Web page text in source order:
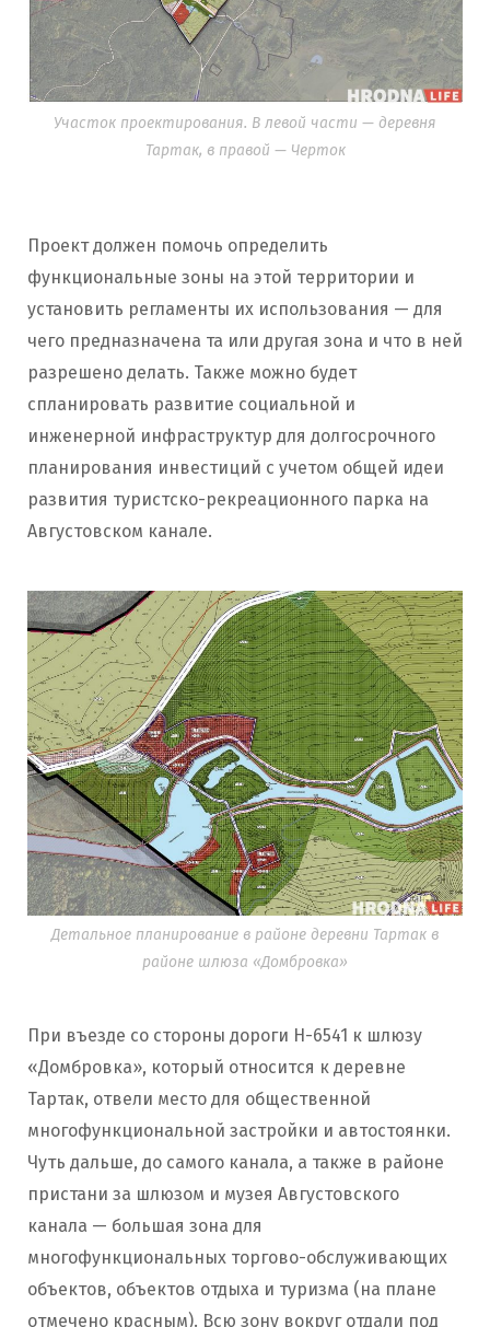
Участок проектирования. В левой части — деревня
Тартак, в правой — Черток
Проект должен помочь определить
функциональные зоны на этой территории и
установить регламенты их использования — для
чего предназначена та или другая зона и что в ней
разрешено делать. Также можно будет
спланировать развитие социальной и
инженерной инфраструктур для долгосрочного
планирования инвестиций с учетом общей идеи
развития туристско-рекреационного парка на
Августовском канале.
Детальное планирование в районе деревни Тартак в
районе шлюза «Домбровка»
При въезде со стороны дороги H-6541 к шлюзу
«Домбровка», который относится к деревне
Тартак, отвели место для общественной
многофункциональной застройки и автостоянки.
Чуть дальше, до самого канала, а также в районе
пристани за шлюзом и музея Августовского
канала — большая зона для
многофункциональных торгово-обслуживающих
объектов, объектов отдыха и туризма (на плане
отмечено красным). Всю зону вокруг отдали под